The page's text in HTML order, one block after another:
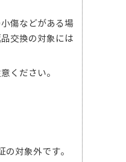
傷などがある場
交換の対象には
ください。
対象外です。